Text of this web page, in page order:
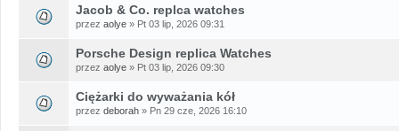
Jacob & Co. replca watches
przez aolye » Pt 03 lip, 2026 09:31
Porsche Design replica Watches
przez aolye » Pt 03 lip, 2026 09:30
Ciężarki do wyważania kół
przez deborah » Pn 29 cze, 2026 16:10